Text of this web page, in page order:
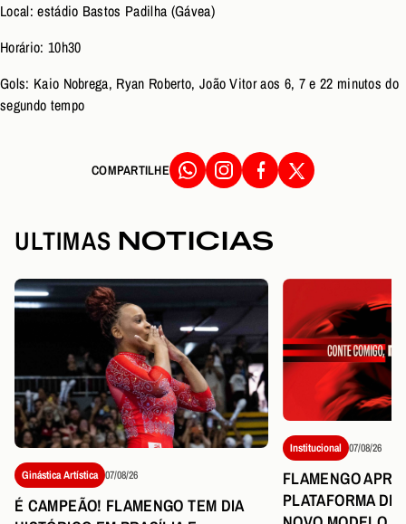
Local: estádio Bastos Padilha (Gávea)
Horário: 10h30
Gols: Kaio Nobrega, Ryan Roberto, João Vitor aos 6, 7 e 22 minutos do
segundo tempo
COMPARTILHE
ULTIMAS NOTICIAS
Ginástica Artística 07/08/26
É CAMPEÃO! FLAMENGO TEM DIA
Institucional 07/08/26
FLAMENGO
PLATAFORMA